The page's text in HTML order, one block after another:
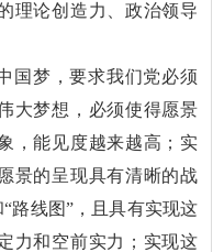
理论创造力、政治领导
国梦，要求我们党必须
大梦想，必须使得愿景
，能见度越来越高；实
景的呈现具有清晰的战
路线图”，且具有实现这
力和空前实力；实现这